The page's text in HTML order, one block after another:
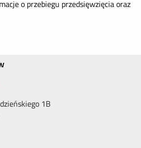
o przebiegu przedsięwzięcia oraz
1B